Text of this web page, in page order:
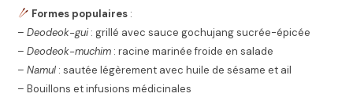
Formes populaires :
–Deodeok-gui : grillé avec sauce gochujang sucrée-épicée
–Deodeok-muchim : racine marinée froide en salade
–Namul : sautée légèrement avec huile de sésame et ail
– Bouillons et infusions médicinales